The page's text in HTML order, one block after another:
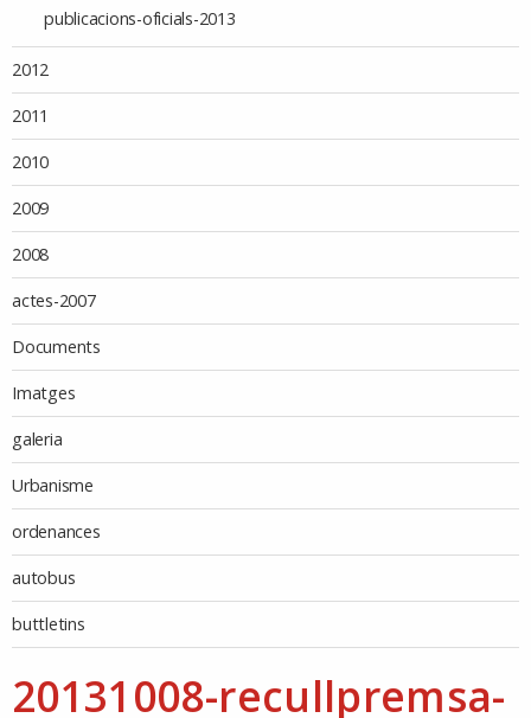
publicacions-oficials-2013
2012
2011
2010
2009
2008
actes-2007
Documents
Imatges
galeria
Urbanisme
ordenances
autobus
buttletins
20131008-recullpremsa-